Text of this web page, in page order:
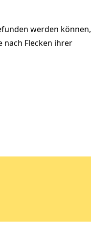
werden können,
nach Flecken ihrer